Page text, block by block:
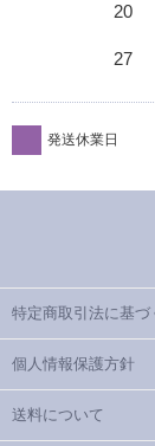
20
27
発送休業日
特定商取引法に基づ
個人情報保護方針
送料について